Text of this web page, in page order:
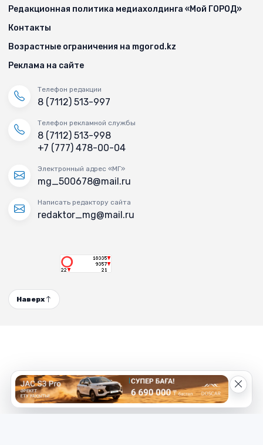
Редакционная политика медиахолдинга «Мой ГОРОД»
Контакты
Возрастные ограничения на mgorod.kz
Реклама на сайте
Телефон редакции
8 (7112) 513-997
Телефон рекламной службы
8 (7112) 513-998
+7 (777) 478-00-04
Электронный адрес «МГ»
mg_500678@mail.ru
Написать редактору сайта
redaktor_mg@mail.ru
Наверх